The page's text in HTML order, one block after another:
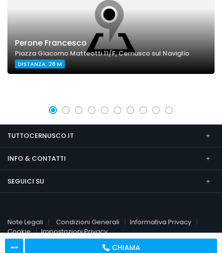
CHIAMA
Perone Francesco
Piazza Giacomo Matteotti 11/F, Cernusco sul Naviglio
DISTANZA: 28 M
TUTTOCERNUSCO.IT
INFO & CONTATTI
SEGUICI SU
Note Legali Condizioni Generali
Informativa Privacy
Cookie
Impostazioni Privacy
© 2026 TuttoCernusco.it